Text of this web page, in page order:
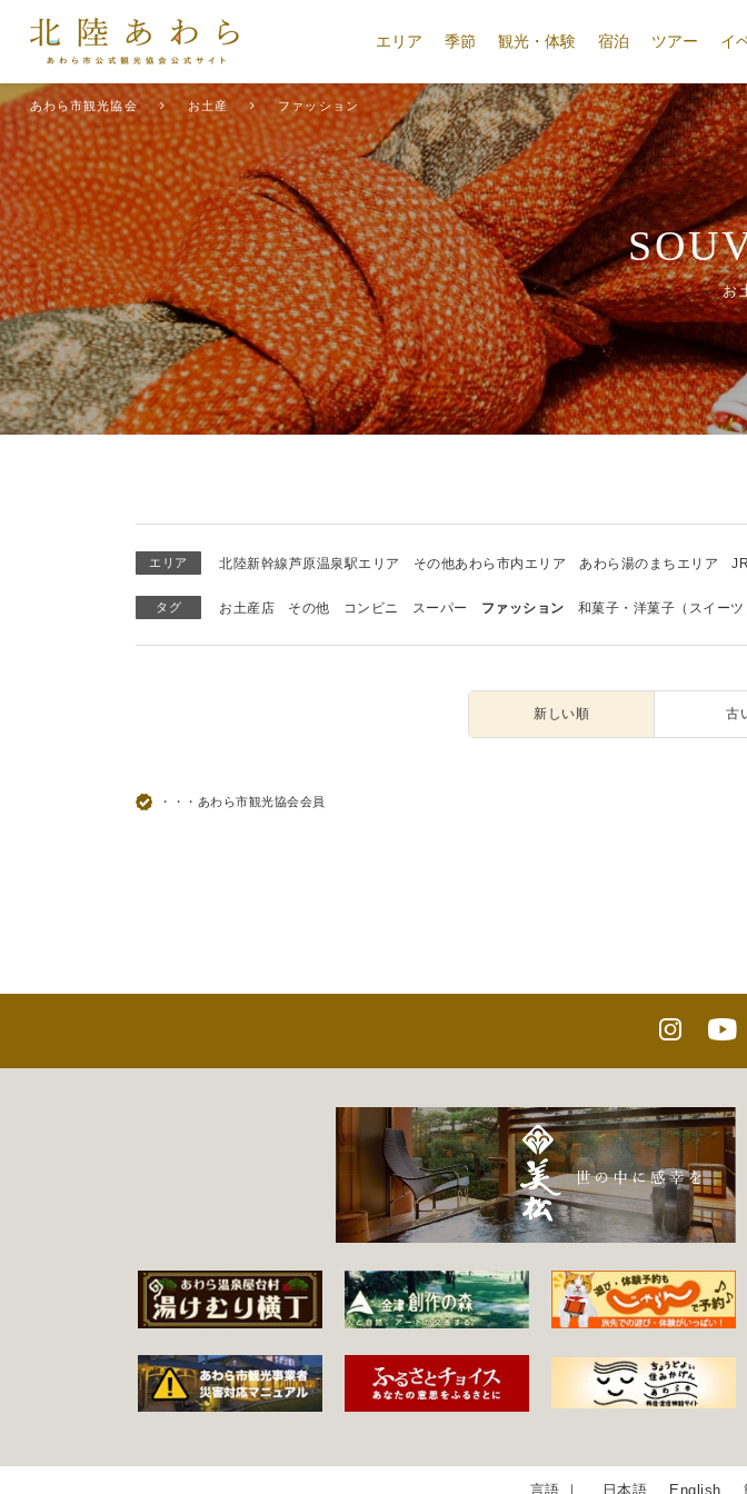
エリア 季節 観光・体験 宿泊 ツアー イ
あわら市観光協会 お土産 ファッション
お
エリア 北陸新幹線芦原温泉駅エリア その他あわら市内エリア あわら湯のまちエリア
タグ お土産店 その他 コンビニ スーパー ファッション 和菓子・洋菓子（スイーツ
新しい順 古
・・・あわら市観光協会会員
日本語 English